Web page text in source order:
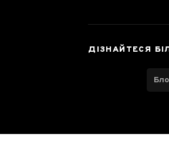
ДІЗНАЙТЕСЯ